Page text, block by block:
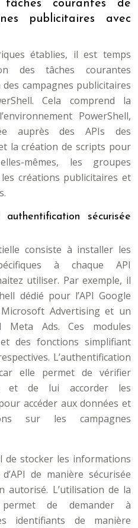
courantes de
publicitaires avec
établies, il est temps
des tâches courantes
campagnes publicitaires
Cela comprend la
PowerShell,
auprès des APIs des
la création de scripts pour
mêmes, les groupes
les créations publicitaires et
sécurisée
consiste à installer les
à chaque API
utiliser. Par exemple, il
dédié pour l’API Google
Advertising et un
Meta Ads. Ces modules
des fonctions simplifiant
L’authentification
elle permet de vérifier
et de lui accorder les
accéder aux données et
sur les campagnes
de stocker les informations
de manière sécurisée
L’utilisation de la
permet de demander à
identifiants de manière